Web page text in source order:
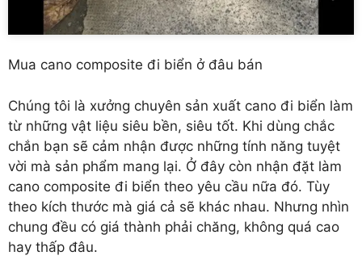
Mua cano composite đi biển ở đâu bán
Chúng tôi là xưởng chuyên sản xuất cano đi biển làm
từ những vật liệu siêu bền, siêu tốt. Khi dùng chắc
chắn bạn sẽ cảm nhận được những tính năng tuyệt
vời mà sản phẩm mang lại. Ở đây còn nhận đặt làm
cano composite đi biển theo yêu cầu nữa đó. Tùy
theo kích thước mà giá cả sẽ khác nhau. Nhưng nhìn
chung đều có giá thành phải chăng, không quá cao
hay thấp đâu.